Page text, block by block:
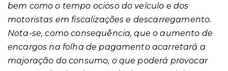
bem como o tempo ocioso do veículo e dos
motoristas em fiscalizações e descarregamento.
Nota-se, como consequência, que o aumento de
encargos na folha de pagamento acarretará a
majoração do consumo, o que poderá provocar